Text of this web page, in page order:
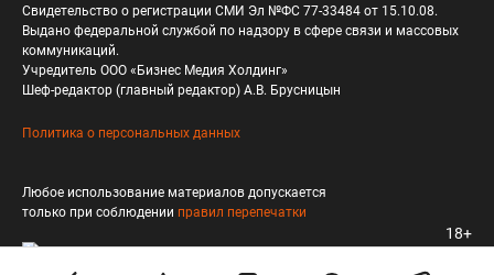
Свидетельство о регистрации СМИ Эл №ФС 77-33484 от 15.10.08.
Выдано федеральной службой по надзору в сфере связи и массовых
коммуникаций.
Учредитель ООО «Бизнес Медия Холдинг»
Шеф-редактор (главный редактор) А.В. Брусницын
Политика о персональных данных
Любое использование материалов допускается
только при соблюдении правил перепечатки
18+